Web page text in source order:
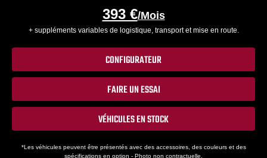
393 €/Mois
+ suppléments variables de logistique, transport et mise en route.
CONFIGURATEUR
FAIRE UN ESSAI
VÉHICULES EN STOCK
*Les véhicules peuvent être présentés avec des accessoires, des couleurs et des
spécifications en option - Photo non contractuelle.